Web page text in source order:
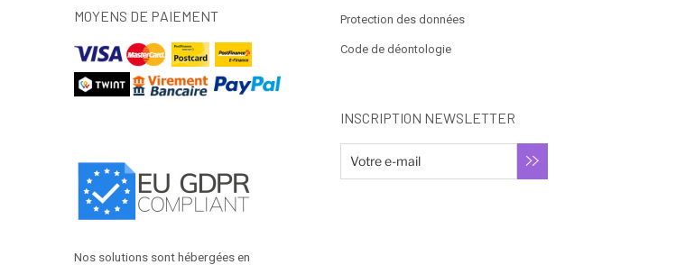
MOYENS DE PAIEMENT
Nos solutions sont hébergées en
Protection des données
Code de déontologie
INSCRIPTION NEWSLETTER